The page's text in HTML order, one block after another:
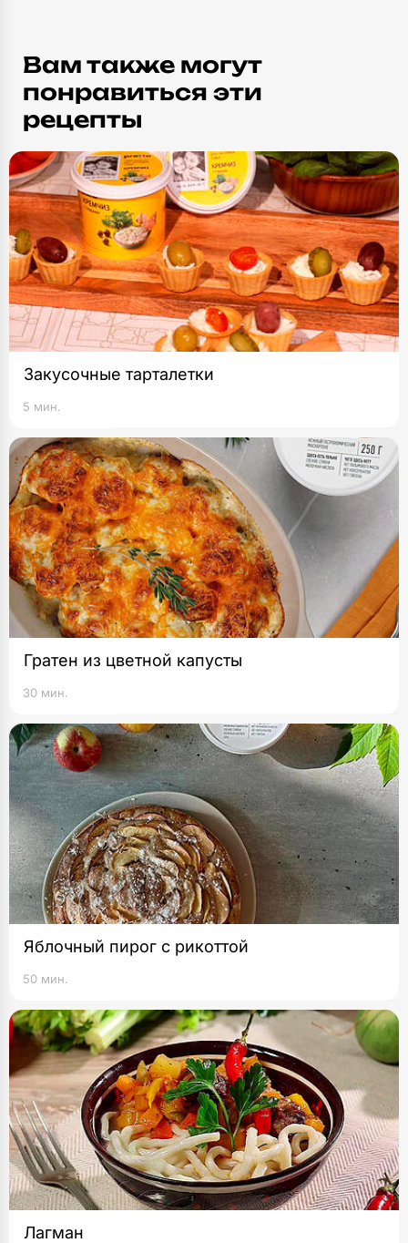
Вам также могут
понравиться эти
рецепты
Закусочные тарталетки
5 мин.
Гратен из цветной капусты
30 мин.
Яблочный пирог с рикоттой
50 мин.
Лагман